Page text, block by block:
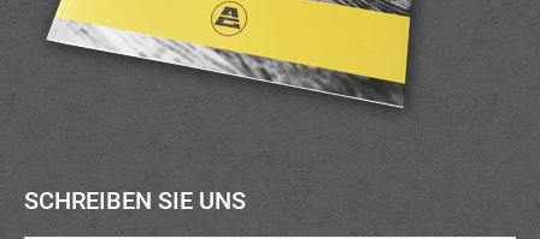
SCHREIBEN SIE UNS